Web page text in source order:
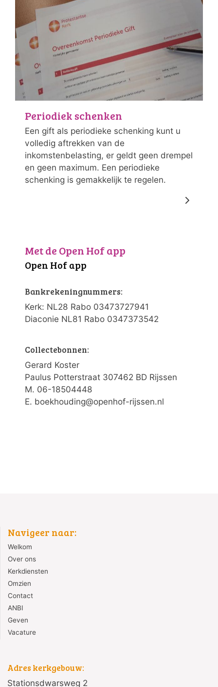
Periodiek schenken
Een gift als periodieke schenking kunt u
volledig aftrekken van de
inkomstenbelasting, er geldt geen drempel
en geen maximum. Een periodieke
schenking is gemakkelijk te regelen.
Met de Open Hof app
Open Hof app
Bankrekeningnummers:
Kerk: NL28 Rabo 03473727941
Diaconie NL81 Rabo 0347373542
Collectebonnen:
Gerard Koster
Paulus Potterstraat 307462 BD Rijssen
M. 06-18504448
E. boekhouding@openhof-rijssen.nl
Navigeer naar:
Welkom
Over ons
Kerkdiensten
Omzien
Contact
ANBI
Geven
Vacature
Adres kerkgebouw:
Stationsdwarsweg 2